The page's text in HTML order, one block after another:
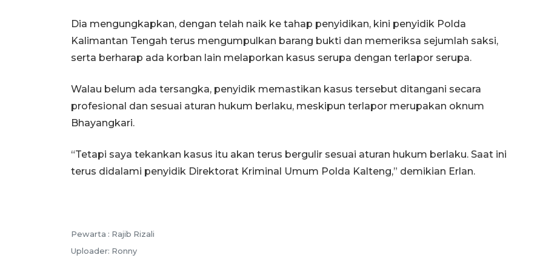
Dia mengungkapkan, dengan telah naik ke tahap penyidikan, kini penyidik Polda
Kalimantan Tengah terus mengumpulkan barang bukti dan memeriksa sejumlah saksi,
serta berharap ada korban lain melaporkan kasus serupa dengan terlapor serupa.
Walau belum ada tersangka, penyidik memastikan kasus tersebut ditangani secara
profesional dan sesuai aturan hukum berlaku, meskipun terlapor merupakan oknum
Bhayangkari.
“Tetapi saya tekankan kasus itu akan terus bergulir sesuai aturan hukum berlaku. Saat ini
terus didalami penyidik Direktorat Kriminal Umum Polda Kalteng,” demikian Erlan.
Pewarta : Rajib Rizali
Uploader: Ronny